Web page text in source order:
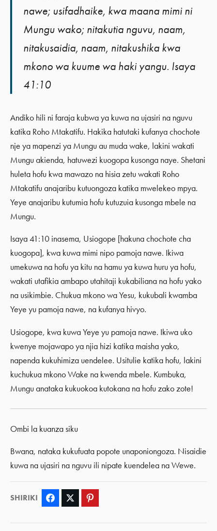
nawe; usifadhaike, kwa maana mimi ni
Mungu wako; nitakutia nguvu, naam,
nitakusaidia, naam, nitakushika kwa
mkono wa kuume wa haki yangu. Isaya
41:10
Andiko hili ni faraja kubwa ya kuwa na ujasiri na nguvu
katika Roho Mtakatifu. Hakika hatutaki kufanya chochote
nje ya mapenzi ya Mungu au muda wake, lakini wakati
Mungu akienda, hatuwezi kuogopa kusonga naye. Shetani
huleta hofu kwa mawazo na hisia zetu wakati Roho
Mtakatifu anajaribu kutuongoza katika mwelekeo mpya.
Yeye anajaribu kutumia hofu kutuzuia kusonga mbele na
Mungu.
Isaya 41:10 inasema, Usiogope [hakuna chochote cha
kuogopa], kwa kuwa mimi nipo pamoja nawe. Ikiwa
umekuwa na hofu ya kitu na hamu ya kuwa huru ya hofu,
wakati utafikia ambapo utahitaji kukabiliana na hofu yako
na usikimbie. Chukua mkono wa Yesu, kukubali kwamba
Yeye yu pamoja nawe, na kufanya hivyo.
Usiogope, kwa kuwa Yeye yu pamoja nawe. Ikiwa uko
kwenye mojawapo ya njia hizi katika maisha yako,
napenda kukuhimiza uendelee. Usitulie katika hofu, lakini
kuchukua mkono Wake na kwenda mbele. Kumbuka,
Mungu anataka kukuokoa kutokana na hofu zako zote!
Ombi la kuanza siku
Bwana, nataka kukufuata popote unaponiongoza. Nisaidie
kuwa na ujasiri na nguvu ili nipate kuendelea na Wewe.
SHIRIKI Facebook Twitter